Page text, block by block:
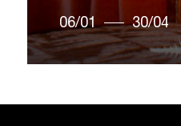
06/01 30/04